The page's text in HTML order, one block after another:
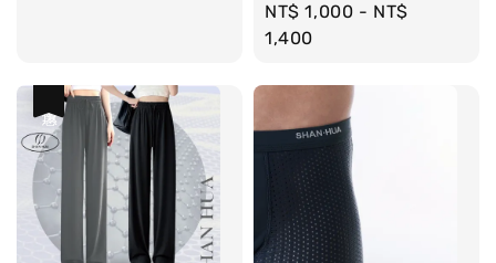
Regular
price
NT$ 1,000 - NT$
1,400